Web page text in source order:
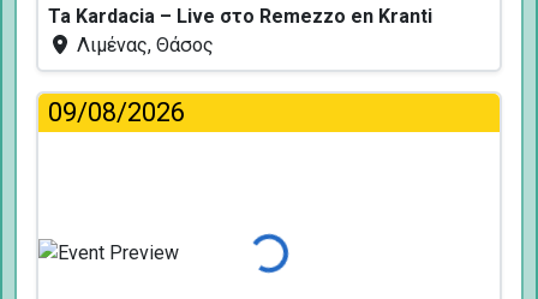
Ta Kardacia – Live στο Remezzo en Kranti
Λιμένας, Θάσος
09/08/2026
Φόρτωση...